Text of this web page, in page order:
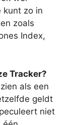
kunt zo in
zoals
Index,
Tracker?
als een
geldt
niet